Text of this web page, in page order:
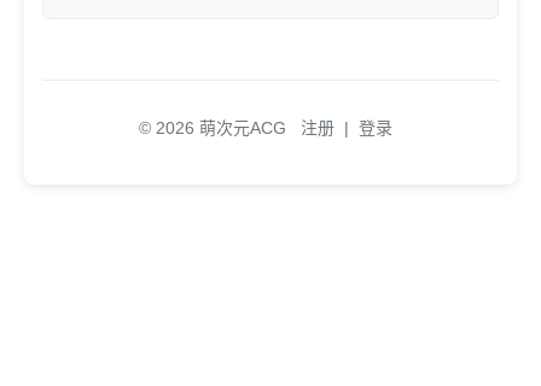
© 2026 萌次元ACG 注册 | 登录